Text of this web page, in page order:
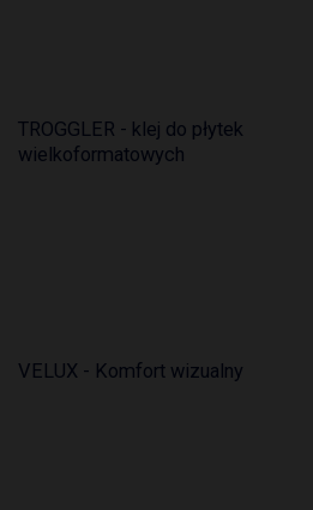
TROGGLER - klej do płytek
wielkoformatowych
VELUX - Komfort wizualny